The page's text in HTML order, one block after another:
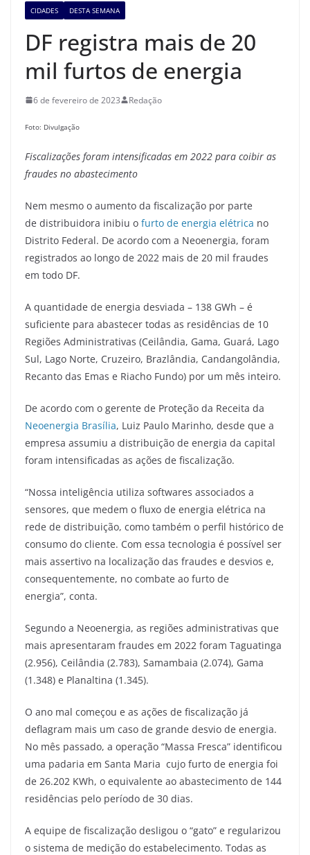
CIDADES DESTA SEMANA
DF registra mais de 20
mil furtos de energia
6 de fevereiro de 2023 Redação
Foto: Divulgação
Fiscalizações foram intensificadas em 2022 para coibir as
fraudes no abastecimento
Nem mesmo o aumento da fiscalização por parte
de distribuidora inibiu o furto de energia elétrica no
Distrito Federal. De acordo com a Neoenergia, foram
registrados ao longo de 2022 mais de 20 mil fraudes
em todo DF.
A quantidade de energia desviada – 138 GWh – é
suficiente para abastecer todas as residências de 10
Regiões Administrativas (Ceilândia, Gama, Guará, Lago
Sul, Lago Norte, Cruzeiro, Brazlândia, Candangolândia,
Recanto das Emas e Riacho Fundo) por um mês inteiro.
De acordo com o gerente de Proteção da Receita da
Neoenergia Brasília, Luiz Paulo Marinho, desde que a
empresa assumiu a distribuição de energia da capital
foram intensificadas as ações de fiscalização.
“Nossa inteligência utiliza softwares associados a
sensores, que medem o fluxo de energia elétrica na
rede de distribuição, como também o perfil histórico de
consumo do cliente. Com essa tecnologia é possível ser
mais assertivo na localização das fraudes e desvios e,
consequentemente, no combate ao furto de
energia”, conta.
Segundo a Neoenergia, as regiões administrativas que
mais apresentaram fraudes em 2022 foram Taguatinga
(2.956), Ceilândia (2.783), Samambaia (2.074), Gama
(1.348) e Planaltina (1.345).
O ano mal começou e as ações de fiscalização já
deflagram mais um caso de grande desvio de energia.
No mês passado, a operação “Massa Fresca” identificou
uma padaria em Santa Maria cujo furto de energia foi
de 26.202 KWh, o equivalente ao abastecimento de 144
residências pelo período de 30 dias.
A equipe de fiscalização desligou o “gato” e regularizou
o sistema de medição do estabelecimento. Todas as